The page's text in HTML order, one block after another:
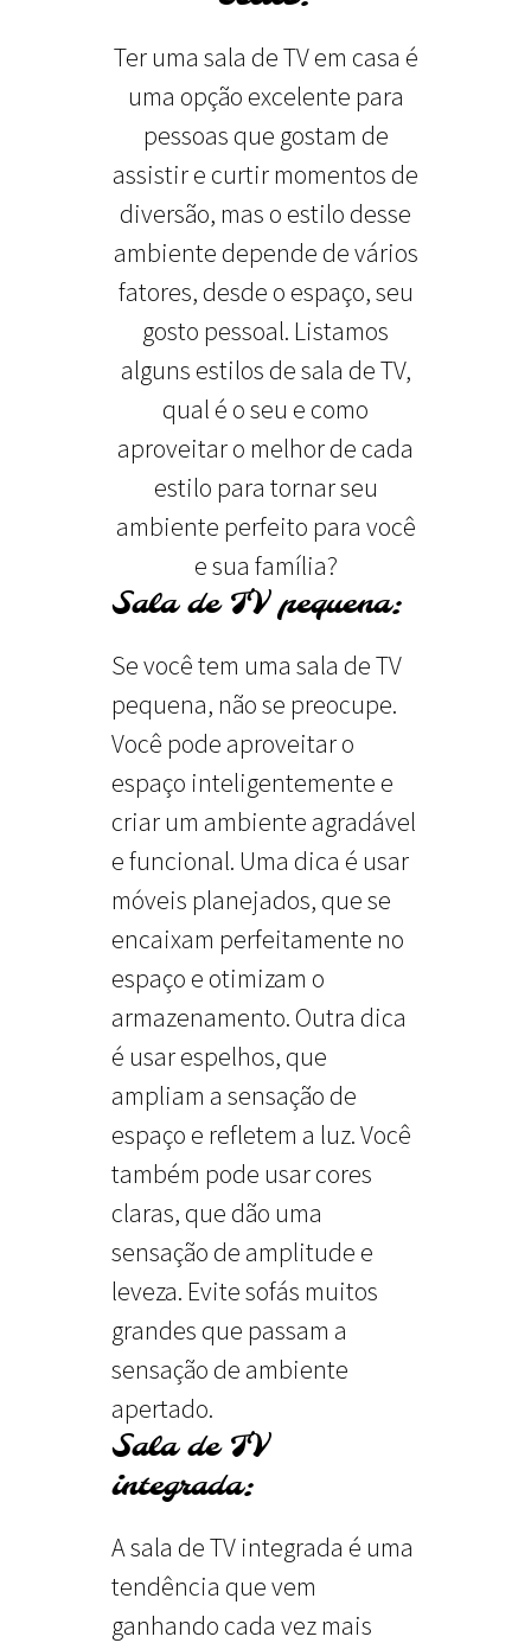
Ter uma sala de TV em casa é
uma opção excelente para
pessoas que gostam de
assistir e curtir momentos de
diversão, mas o estilo desse
ambiente depende de vários
fatores, desde o espaço, seu
gosto pessoal. Listamos
alguns estilos de sala de TV,
qual é o seu e como
aproveitar o melhor de cada
estilo para tornar seu
ambiente perfeito para você
e sua família?
Sala de TV pequena:
Se você tem uma sala de TV
pequena, não se preocupe.
Você pode aproveitar o
espaço inteligentemente e
criar um ambiente agradável
e funcional. Uma dica é usar
móveis planejados, que se
encaixam perfeitamente no
espaço e otimizam o
armazenamento. Outra dica
é usar espelhos, que
ampliam a sensação de
espaço e refletem a luz. Você
também pode usar cores
claras, que dão uma
sensação de amplitude e
leveza. Evite sofás muitos
grandes que passam a
sensação de ambiente
apertado.
Sala de TV
integrada:
A sala de TV integrada é uma
tendência que vem
ganhando cada vez mais